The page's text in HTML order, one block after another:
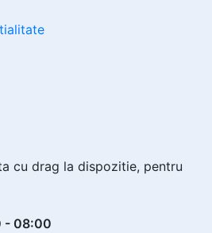
cu drag la dispozitie, pentru
- 08:00